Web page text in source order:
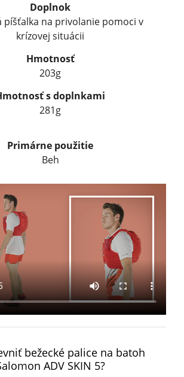
Doplnok
píšťalka na privolanie pomoci v
krízovej situácii
Hmotnosť
203g
s doplnkami
281g
Primárne použitie
Beh
bežecké palice na batoh
ADV SKIN 5?